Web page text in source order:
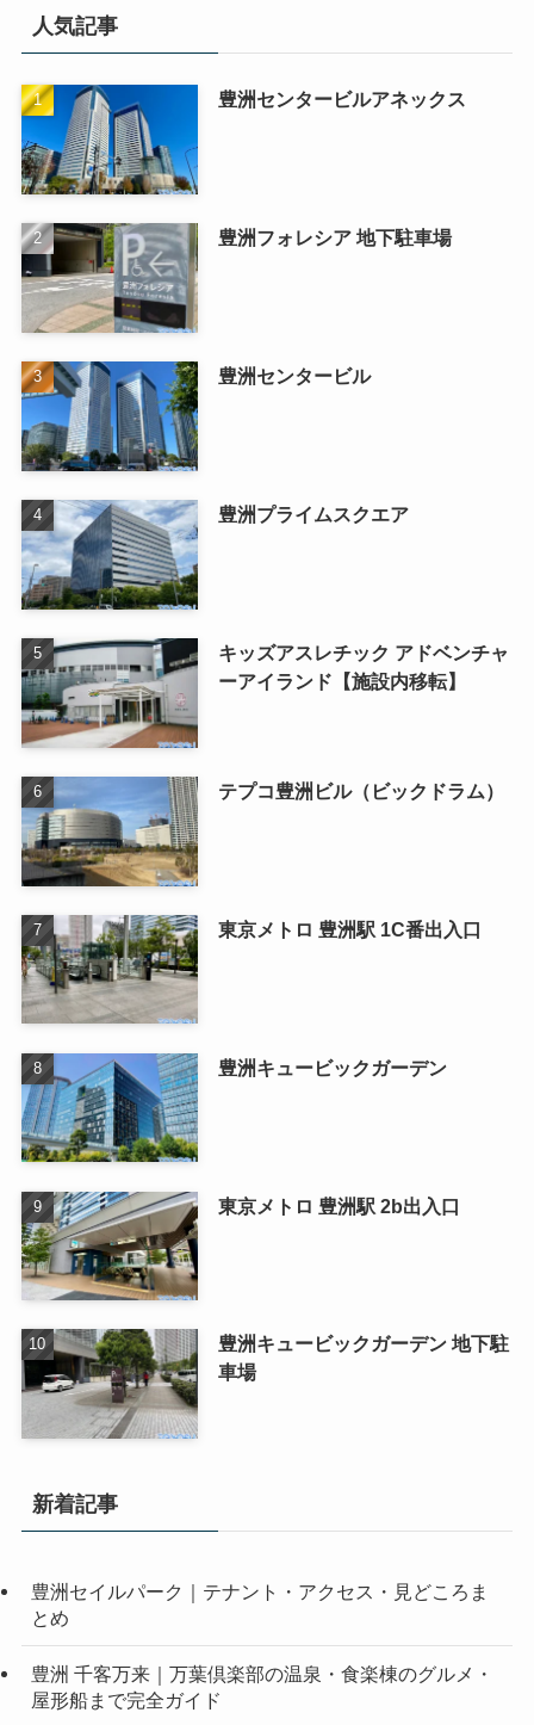
人気記事
豊洲センタービルアネックス
豊洲フォレシア 地下駐車場
豊洲センタービル
豊洲プライムスクエア
キッズアスレチック アドベンチャ
ーアイランド【施設内移転】
テプコ豊洲ビル（ビックドラム）
東京メトロ 豊洲駅 1C番出入口
豊洲キュービックガーデン
東京メトロ 豊洲駅 2b出入口
豊洲キュービックガーデン 地下駐
車場
新着記事
豊洲セイルパーク｜テナント・アクセス・見どころま
とめ
豊洲 千客万来｜万葉倶楽部の温泉・食楽棟のグルメ・
屋形船まで完全ガイド